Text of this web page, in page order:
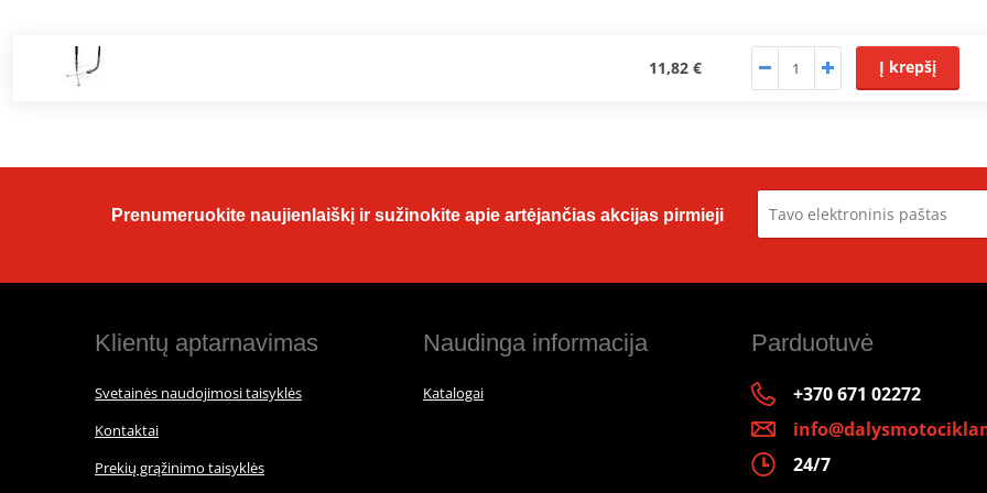
11,82 € Į krepšį
Prenumeruokite naujienlaiškį ir sužinokite apie artėjančias akcijas pirmieji
Klientų aptarnavimas
Svetainės naudojimosi taisyklės
Kontaktai
Prekių grąžinimo taisyklės
Naudinga informacija
Katalogai
Parduotuvė
+370 671 02272
24/7